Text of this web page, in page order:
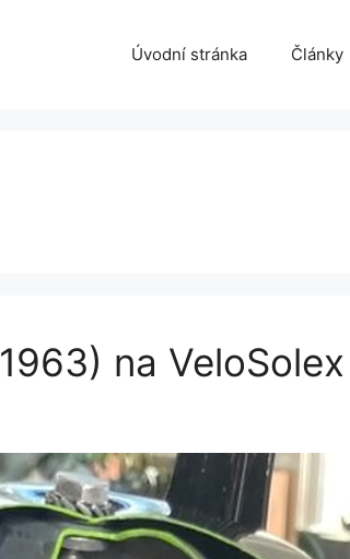
Úvodní stránka Články
na VeloSolex